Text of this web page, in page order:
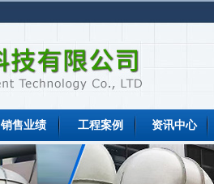
销售业绩 工程案例 资讯中心